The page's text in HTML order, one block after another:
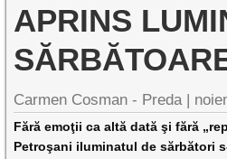
APRINS
Carmen Cosman - Preda |
Fără emoţii ca altă dată şi fără
Petroşani iluminatul de sărbători